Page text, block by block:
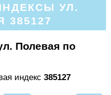
УЛ.
385127
Полевая по
индекс 385127